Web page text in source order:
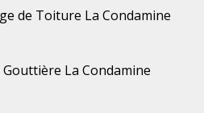
de Toiture La Condamine
La Condamine